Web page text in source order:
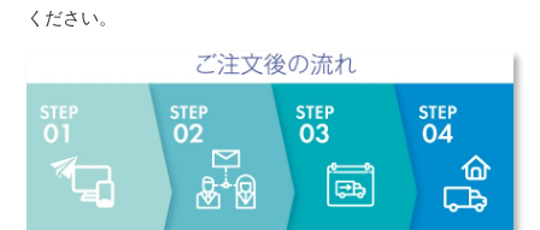
ください。